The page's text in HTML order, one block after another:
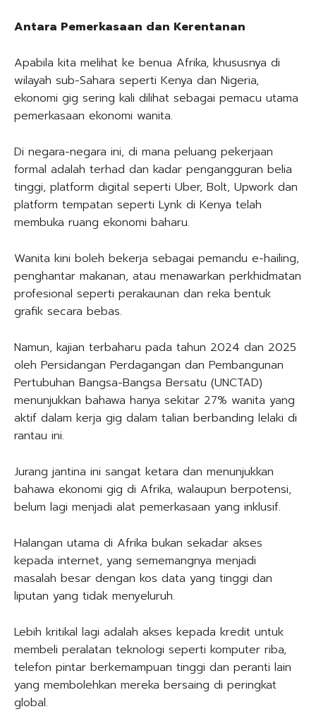
Antara Pemerkasaan dan Kerentanan
Apabila kita melihat ke benua Afrika, khususnya di
wilayah sub-Sahara seperti Kenya dan Nigeria,
ekonomi gig sering kali dilihat sebagai pemacu utama
pemerkasaan ekonomi wanita.
Di negara-negara ini, di mana peluang pekerjaan
formal adalah terhad dan kadar pengangguran belia
tinggi, platform digital seperti Uber, Bolt, Upwork dan
platform tempatan seperti Lynk di Kenya telah
membuka ruang ekonomi baharu.
Wanita kini boleh bekerja sebagai pemandu e-hailing,
penghantar makanan, atau menawarkan perkhidmatan
profesional seperti perakaunan dan reka bentuk
grafik secara bebas.
Namun, kajian terbaharu pada tahun 2024 dan 2025
oleh Persidangan Perdagangan dan Pembangunan
Pertubuhan Bangsa-Bangsa Bersatu (UNCTAD)
menunjukkan bahawa hanya sekitar 27% wanita yang
aktif dalam kerja gig dalam talian berbanding lelaki di
rantau ini.
Jurang jantina ini sangat ketara dan menunjukkan
bahawa ekonomi gig di Afrika, walaupun berpotensi,
belum lagi menjadi alat pemerkasaan yang inklusif.
Halangan utama di Afrika bukan sekadar akses
kepada internet, yang sememangnya menjadi
masalah besar dengan kos data yang tinggi dan
liputan yang tidak menyeluruh.
Lebih kritikal lagi adalah akses kepada kredit untuk
membeli peralatan teknologi seperti komputer riba,
telefon pintar berkemampuan tinggi dan peranti lain
yang membolehkan mereka bersaing di peringkat
global.